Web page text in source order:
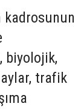
biyolojik,
trafik